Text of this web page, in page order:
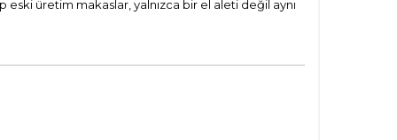
eski üretim makaslar, yalnızca bir el aleti değil aynı